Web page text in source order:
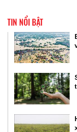
TIN NỔI BẬT